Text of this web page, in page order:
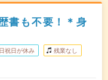
書も不要！＊身
祝日が休み 残業なし